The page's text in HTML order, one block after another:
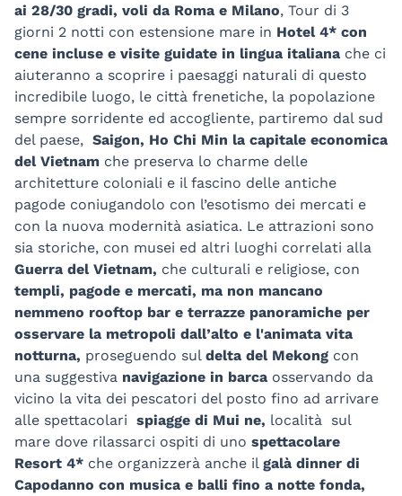
ai 28/30 gradi, voli da Roma e Milano, Tour di 3
giorni 2 notti con estensione mare in Hotel 4* con
cene incluse e visite guidate in lingua italiana che ci
aiuteranno a scoprire i paesaggi naturali di questo
incredibile luogo, le città frenetiche, la popolazione
sempre sorridente ed accogliente, partiremo dal sud
del paese, Saigon, Ho Chi Min la capitale economica
del Vietnam che preserva lo charme delle
architetture coloniali e il fascino delle antiche
pagode coniugandolo con l’esotismo dei mercati e
con la nuova modernità asiatica. Le attrazioni sono
sia storiche, con musei ed altri luoghi correlati alla
Guerra del Vietnam, che culturali e religiose, con
templi, pagode e mercati, ma non mancano
nemmeno rooftop bar e terrazze panoramiche per
osservare la metropoli dall’alto e l'animata vita
notturna, proseguendo sul delta del Mekong con
una suggestiva navigazione in barca osservando da
vicino la vita dei pescatori del posto fino ad arrivare
alle spettacolari spiagge di Mui ne, località sul
mare dove rilassarci ospiti di uno spettacolare
Resort 4* che organizzerà anche il galà dinner di
Capodanno con musica e balli fino a notte fonda,